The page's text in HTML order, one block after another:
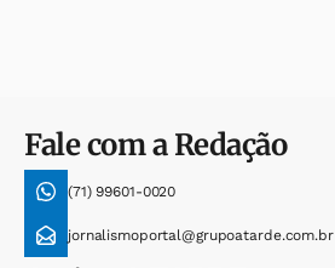
Fale com a Redação
(71) 99601-0020
jornalismoportal@grupoatarde.com.br